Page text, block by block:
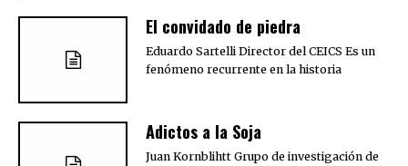
El convidado de piedra
Eduardo Sartelli Director del CEICS Es un
fenómeno recurrente en la historia
Adictos a la Soja
Juan Kornblihtt Grupo de investigación de